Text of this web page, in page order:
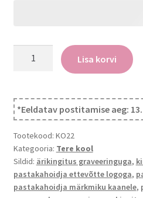
Personaalne
kogus
Lisa korvi
*Eeldatav postitamise aeg: 13.
Tootekood: KO22
Kategooria: Tere kool
Sildid: ärikingitus graveeringuga,
pastakahoidja ettevõtte logoga,
pastakahoidja märkmiku kaanele,